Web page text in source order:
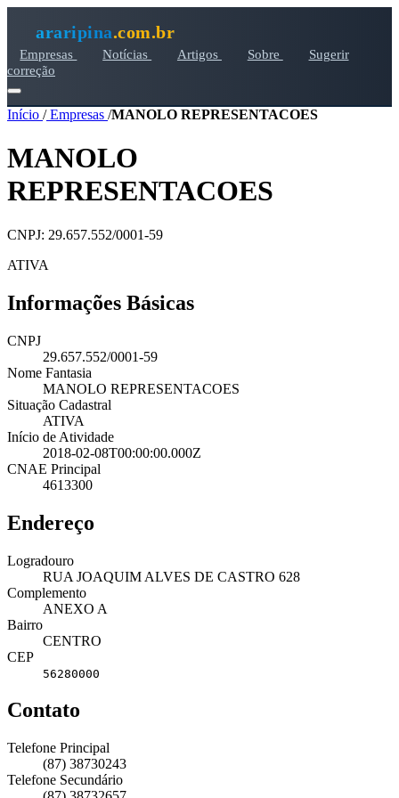
araripina.com.br
Empresas Notícias Artigos Sobre
Sugerir
correção
Início /Empresas /MANOLO REPRESENTACOES
MANOLO
REPRESENTACOES
CNPJ: 29.657.552/0001-59
ATIVA
Informações Básicas
CNPJ
29.657.552/0001-59
Nome Fantasia
MANOLO REPRESENTACOES
Situação Cadastral
ATIVA
Início de Atividade
2018-02-08T00:00:00.000Z
CNAE Principal
4613300
Endereço
Logradouro
RUA JOAQUIM ALVES DE CASTRO 628
Complemento
ANEXO A
Bairro
CENTRO
CEP
56280000
Contato
Telefone Principal
(87) 38730243
Telefone Secundário